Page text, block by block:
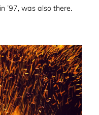
’97, was also there.